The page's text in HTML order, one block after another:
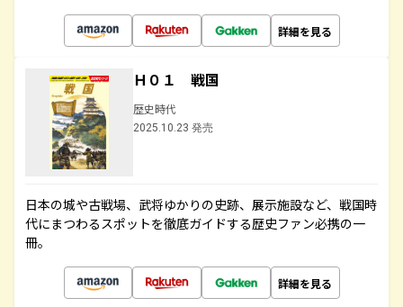
詳細を見る
Ｈ０１ 戦国
歴史時代
2025.10.23 発売
日本の城や古戦場、武将ゆかりの史跡、展示施設など、戦国時
代にまつわるスポットを徹底ガイドする歴史ファン必携の一
冊。
詳細を見る